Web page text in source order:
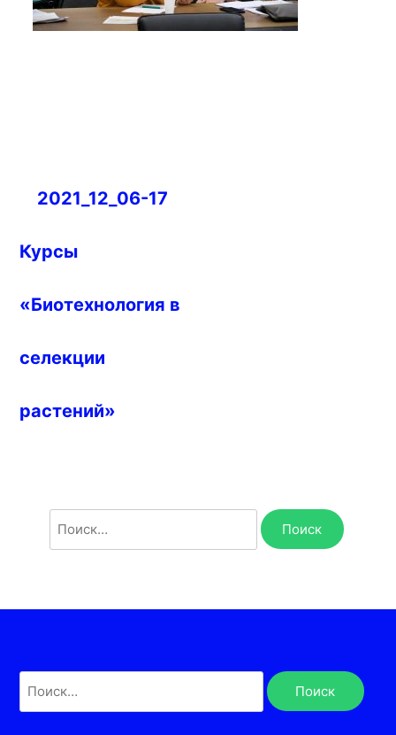
Навигация
записям
2021_12_06-17
Курсы
«Биотехнология в
селекции
растений»
Найти: